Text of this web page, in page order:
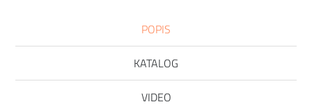
POPIS
KATALOG
VIDEO